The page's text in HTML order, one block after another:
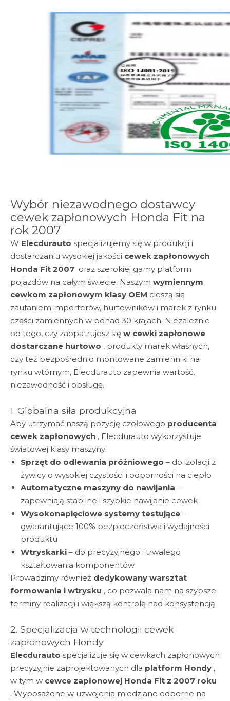
Wybór niezawodnego dostawcy
cewek zapłonowych Honda Fit na
rok 2007
W Elecdurauto specjalizujemy się w produkcji i
dostarczaniu wysokiej jakości cewek zapłonowych
Honda Fit 2007 oraz szerokiej gamy platform
pojazdów na całym świecie. Naszym wymiennym
cewkom zapłonowym klasy OEM cieszą się
zaufaniem importerów, hurtowników i marek z rynku
części zamiennych w ponad 30 krajach. Niezależnie
od tego, czy zaopatrujesz się w cewki zapłonowe
dostarczane hurtowo , produkty marek własnych,
czy też bezpośrednio montowane zamienniki na
rynku wtórnym, Elecdurauto zapewnia wartość,
niezawodność i obsługę.
1. Globalna siła produkcyjna
Aby utrzymać naszą pozycję czołowego producenta
cewek zapłonowych , Elecdurauto wykorzystuje
światowej klasy maszyny:
Sprzęt do odlewania próżniowego – do izolacji z
żywicy o wysokiej czystości i odporności na ciepło
Automatyczne maszyny do nawijania –
zapewniają stabilne i szybkie nawijanie cewek
Wysokonapięciowe systemy testujące –
gwarantujące 100% bezpieczeństwa i wydajności
produktu
Wtryskarki – do precyzyjnego i trwałego
kształtowania komponentów
Prowadzimy również dedykowany warsztat
formowania i wtrysku , co pozwala nam na szybsze
terminy realizacji i większą kontrolę nad konsystencją.
2. Specjalizacja w technologii cewek
zapłonowych Hondy
Elecdurauto specjalizuje się w cewkach zapłonowych
precyzyjnie zaprojektowanych dla platform Hondy ,
w tym w cewce zapłonowej Honda Fit z 2007 roku
. Wyposażone w uzwojenia miedziane odporne na